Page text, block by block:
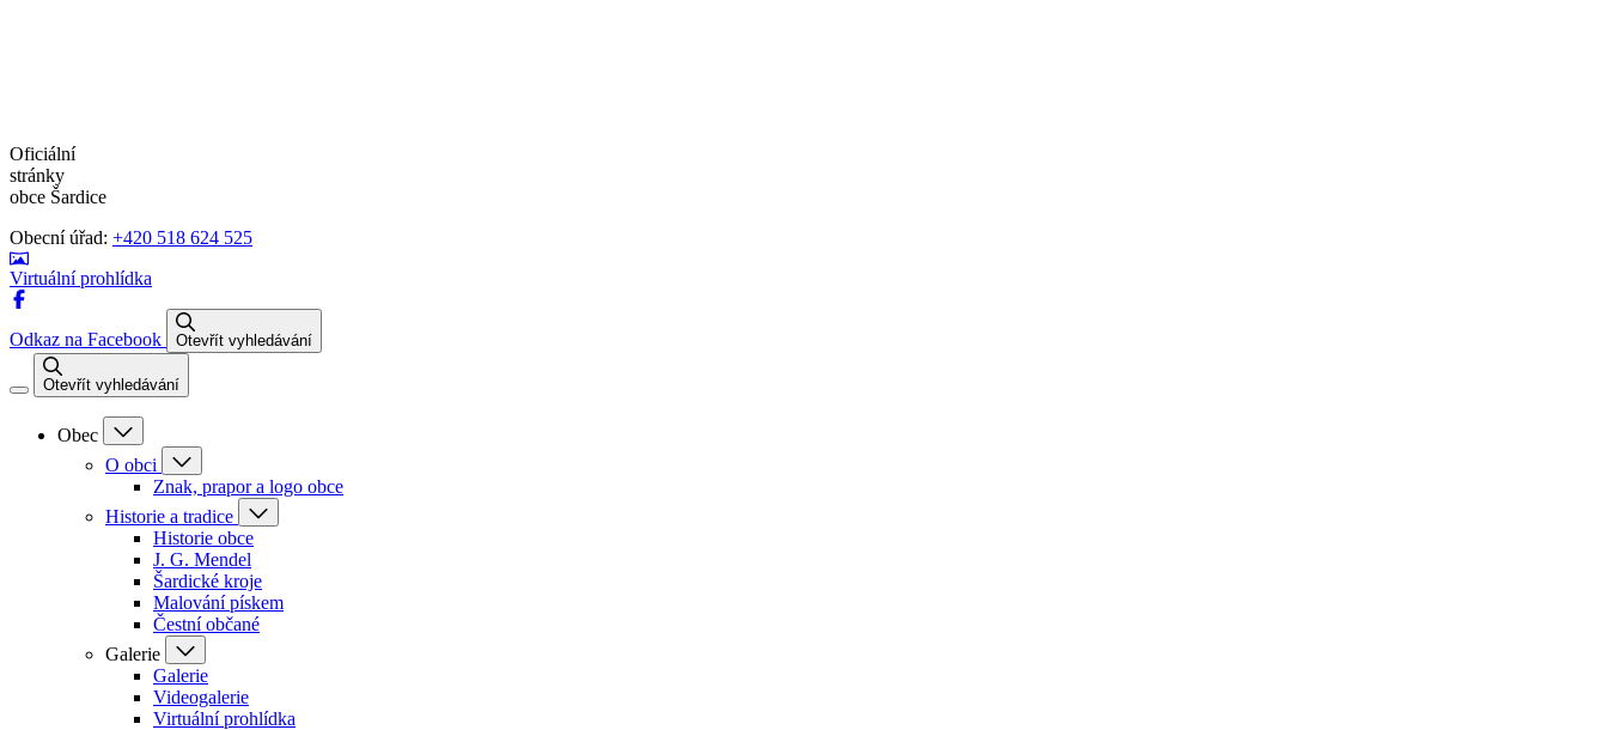
Oficiální
stránky
obce Šardice
Obecní úřad: +420 518 624 525
Virtuální prohlídka
Odkaz na Facebook Otevřít vyhledávání
Otevřít vyhledávání
Obec
O obci
Znak, prapor a logo obce
Historie a tradice
Historie obce
J. G. Mendel
Šardické kroje
Malování pískem
Čestní občané
Galerie
Galerie
Videogalerie
Virtuální prohlídka